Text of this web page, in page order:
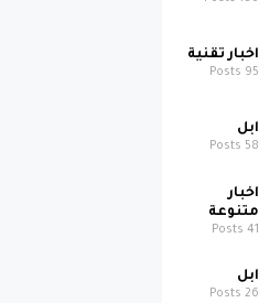
اخبار تقنية
95
ابل
58
اخبار
متنوعة
41
ابل
26